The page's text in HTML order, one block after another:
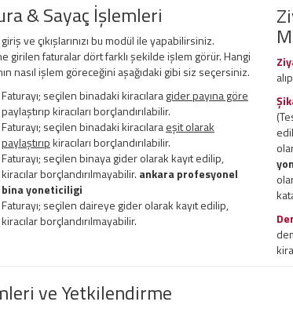
& Sayaç İşlemleri
ve çıkışlarınızı bu modül ile yapabilirsiniz.
girilen faturalar dört farklı şekilde işlem görür. Hangi
nasıl işlem göreceğini aşağıdaki gibi siz seçersiniz.
Faturayı; seçilen binadaki kiracılaragider payına göre
paylaştırıp kiracıları borçlandırılabilir.
Faturayı; seçilen binadaki kiracılaraeşit olarak
paylaştırıpkiracıları borçlandırılabilir.
Faturayı; seçilen binaya gider olarak kayıt edilip,
kiracılar borçlandırılmayabilir. ankara profesyonel
bina yoneticiligi
Faturayı; seçilen daireye gider olarak kayıt edilip,
kiracılar borçlandırılmayabilir.
ve Yetkilendirme